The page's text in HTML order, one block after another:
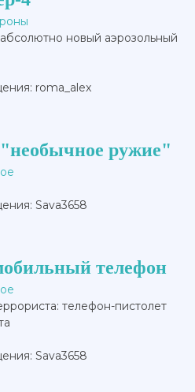
новый аэрозольный
roma_alex
ружие"
Sava3658
телефон
телефон-пистолет
Sava3658